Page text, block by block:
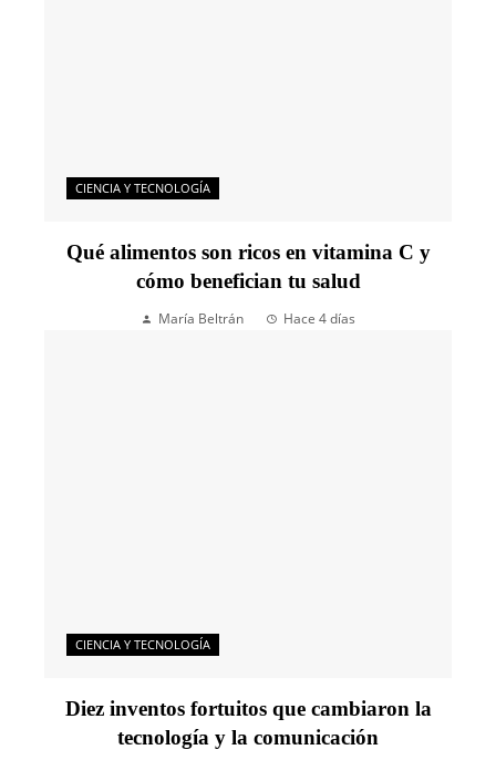
CIENCIA Y TECNOLOGÍA
Qué alimentos son ricos en vitamina C y
cómo benefician tu salud
María Beltrán Hace 4 días
CIENCIA Y TECNOLOGÍA
Diez inventos fortuitos que cambiaron la
tecnología y la comunicación